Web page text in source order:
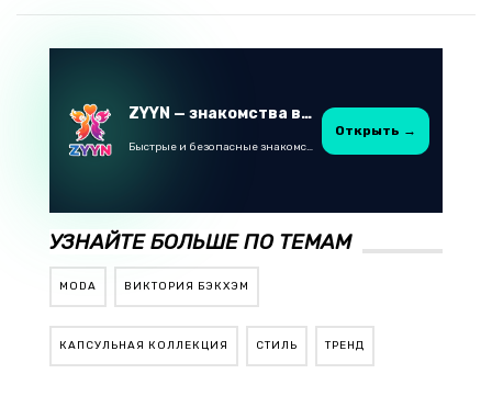
ZYYN — знакомства в Казахстане
Быстрые и безопасные знакомства в Telegram
Открыть →
УЗНАЙТЕ БОЛЬШЕ ПО ТЕМАМ
MODA ВИКТОРИЯ БЭКХЭМ
КАПСУЛЬНАЯ КОЛЛЕКЦИЯ СТИЛЬ ТРЕНД